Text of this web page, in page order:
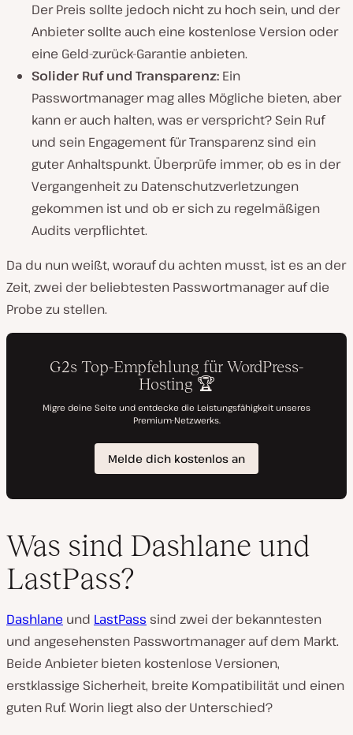
Der Preis sollte jedoch nicht zu hoch sein, und der
Anbieter sollte auch eine kostenlose Version oder
eine Geld-zurück-Garantie anbieten.
Solider Ruf und Transparenz: Ein
Passwortmanager mag alles Mögliche bieten, aber
kann er auch halten, was er verspricht? Sein Ruf
und sein Engagement für Transparenz sind ein
guter Anhaltspunkt. Überprüfe immer, ob es in der
Vergangenheit zu Datenschutzverletzungen
gekommen ist und ob er sich zu regelmäßigen
Audits verpflichtet.
Da du nun weißt, worauf du achten musst, ist es an der
Zeit, zwei der beliebtesten Passwortmanager auf die
Probe zu stellen.
Was sind Dashlane und
LastPass?
Dashlane und LastPass sind zwei der bekanntesten
und angesehensten Passwortmanager auf dem Markt.
Beide Anbieter bieten kostenlose Versionen,
erstklassige Sicherheit, breite Kompatibilität und einen
guten Ruf. Worin liegt also der Unterschied?